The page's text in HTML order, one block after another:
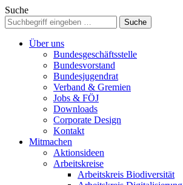
Suche
Über uns
Bundesgeschäftsstelle
Bundesvorstand
Bundesjugendrat
Verband & Gremien
Jobs & FÖJ
Downloads
Corporate Design
Kontakt
Mitmachen
Aktionsideen
Arbeitskreise
Arbeitskreis Biodiversität